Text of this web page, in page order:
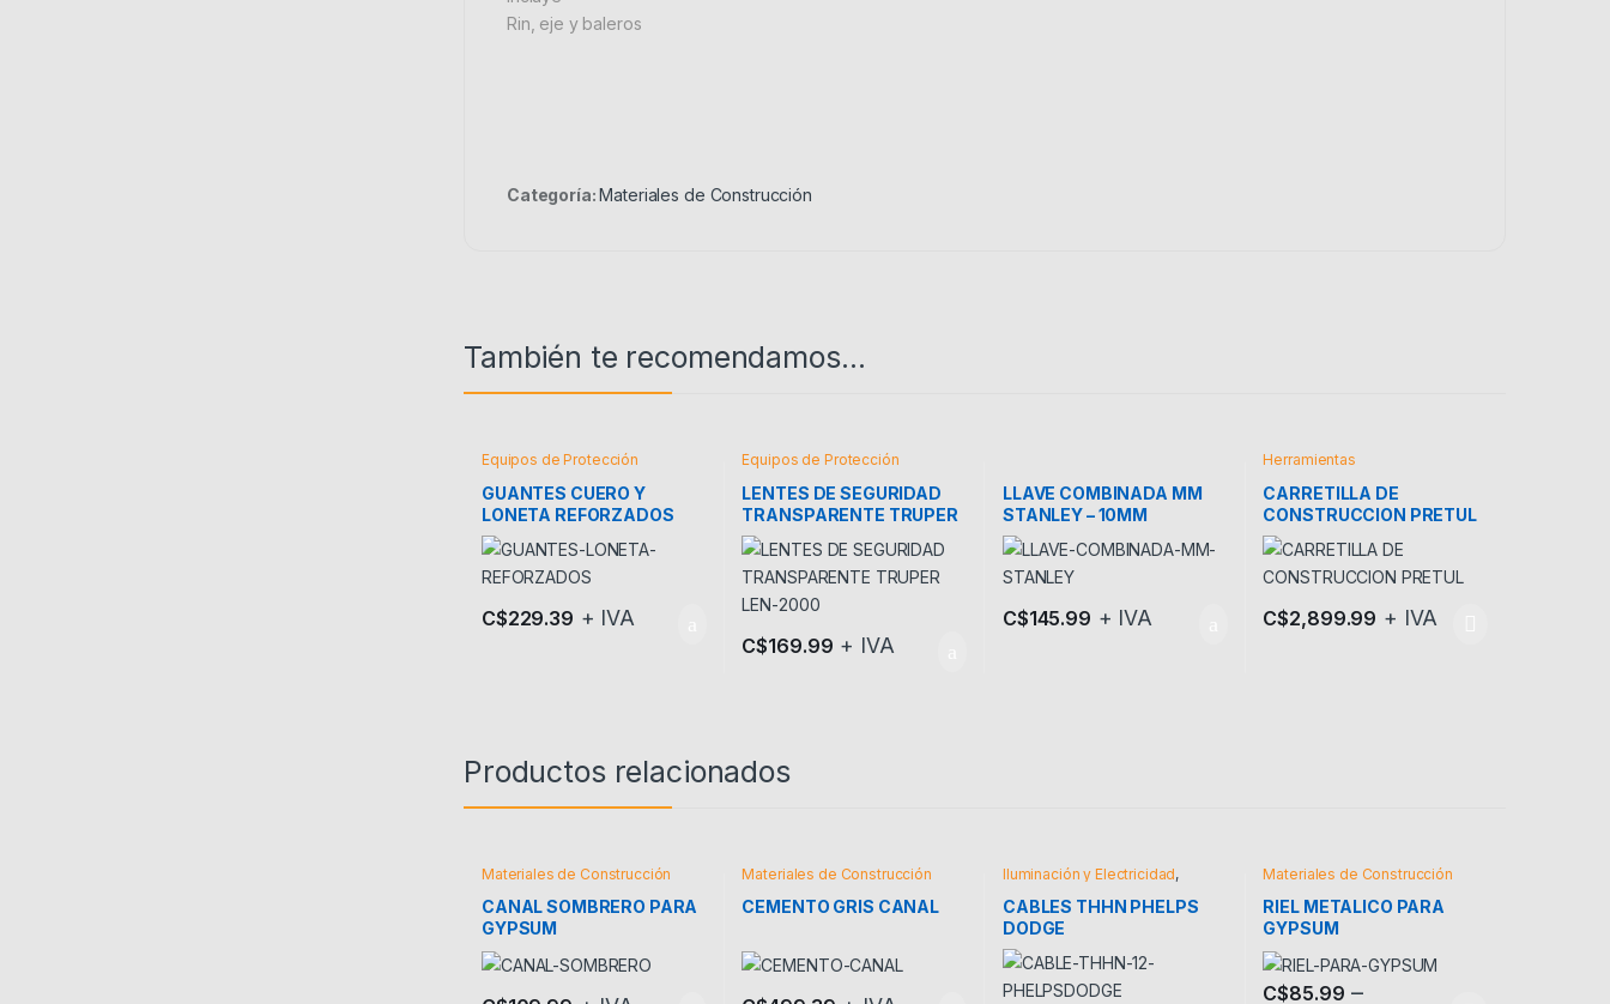
Rin, eje y baleros
Categoría:Materiales de Construcción
También te recomendamos…
Equipos de Protección
GUANTES CUERO Y
LONETA REFORZADOS
C$229.39 + IVA
Equipos de Protección
LENTES DE SEGURIDAD
TRANSPARENTE TRUPER
LEN-2000
C$169.99 + IVA
LLAVE COMBINADA MM
STANLEY – 10MM
C$145.99 + IVA
Herramientas
CARRETILLA DE
CONSTRUCCION PRETUL
C$2,899.99 + IVA
Productos relacionados
Materiales de Construcción
CANAL SOMBRERO PARA
GYPSUM
Materiales de Construcción
CEMENTO GRIS CANAL
Iluminación y Electricidad,
CABLES THHN PHELPS
DODGE
Materiales de Construcción
RIEL METALICO PARA
GYPSUM
C$85.99 –